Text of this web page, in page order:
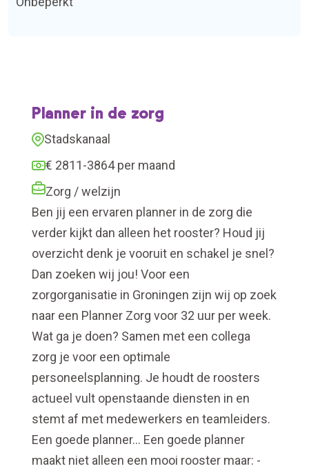
Planner in de zorg
Stadskanaal
€ 2811-3864 per maand
Zorg / welzijn
Ben jij een ervaren planner in de zorg die
verder kijkt dan alleen het rooster? Houd jij
overzicht denk je vooruit en schakel je snel?
Dan zoeken wij jou! Voor een
zorgorganisatie in Groningen zijn wij op zoek
naar een Planner Zorg voor 32 uur per week.
Wat ga je doen? Samen met een collega
zorg je voor een optimale
personeelsplanning. Je houdt de roosters
actueel vult openstaande diensten in en
stemt af met medewerkers en teamleiders.
Een goede planner… Een goede planner
maakt niet alleen een mooi rooster maar: -